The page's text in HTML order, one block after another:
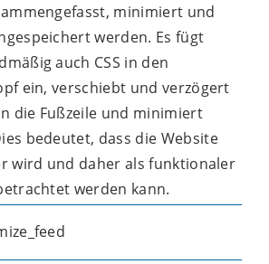
minimiert und
werden. Es fügt
auch CSS in den
ein, verschiebt und verzögert
die Fußzeile und minimiert
bedeutet, dass die Website
wird und daher als funktionaler
werden kann.